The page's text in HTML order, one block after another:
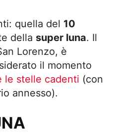
quella del 10
della super luna. Il
Lorenzo, è
il momento
le stelle cadenti (con
annesso).